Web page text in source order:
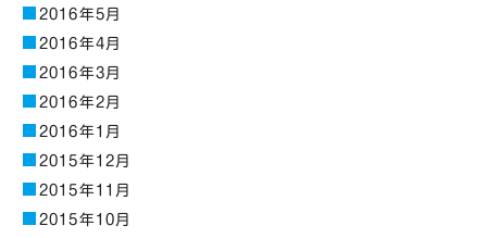
2016年5月
2016年4月
2016年3月
2016年2月
2016年1月
2015年12月
2015年11月
2015年10月